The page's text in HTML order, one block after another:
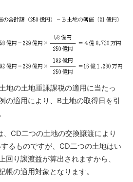
地の土地重課課税の適用に当たっ
の適用により、B土地の取得日を引
CD二つの土地の交換譲渡により
るものですが、CD二つの土地はい
回り譲渡益が算出されますから、
帳の適用対象となります。